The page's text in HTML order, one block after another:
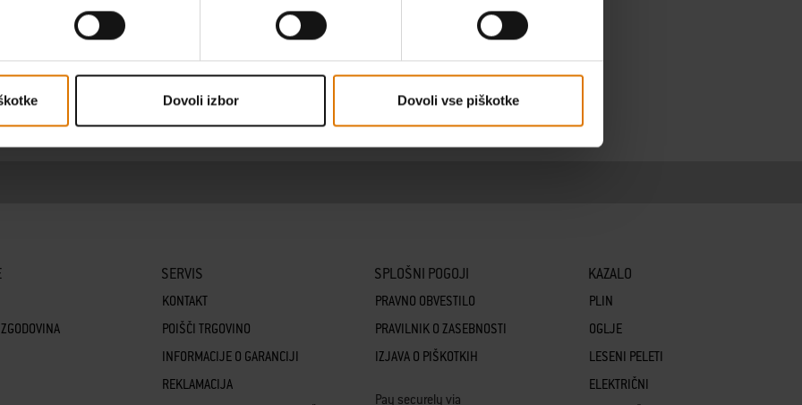
Dovoli izbor Dovoli vse piškotke
SERVIS
KONTAKT
POIŠČI TRGOVINO
INFORMACIJE O GARANCIJI
REKLAMACIJA
SPLOŠNI POGOJI
PRAVNO OBVESTILO
PRAVILNIK O ZASEBNOSTI
IZJAVA O PIŠKOTKIH
Pay securely via
KAZALO
PLIN
OGLJE
LESENI PELETI
ELEKTRIČNI